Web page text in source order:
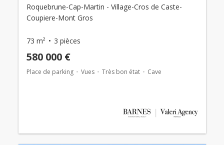
Roquebrune-Cap-Martin - Village-Cros de Caste-
Coupiere-Mont Gros
73 m² 3 pièces
580 000 €
Place de parking Vues Très bon état Cave